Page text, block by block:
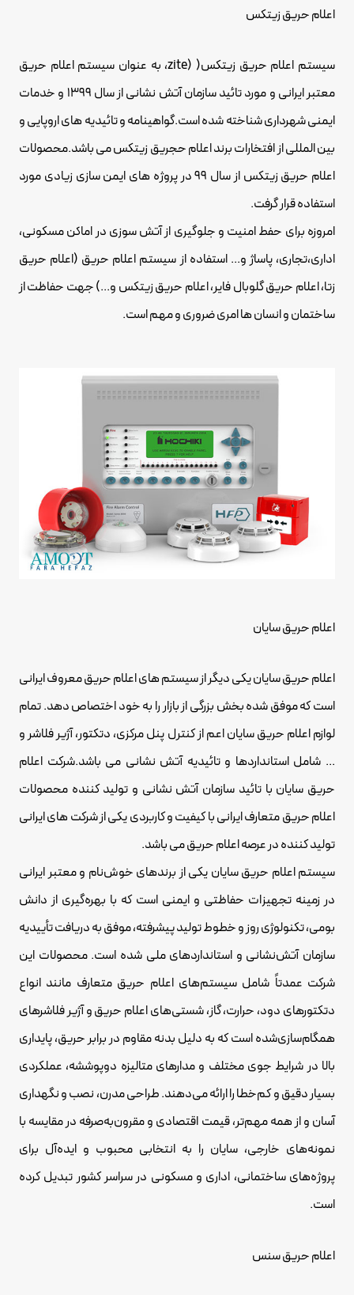
اعلام حریق زیتکس
سیستم اعلام حریق زیتکس( (zite، به عنوان سیستم اعلام حریق
معتبر ایرانی و مورد تائید سازمان آتش نشانی از سال 1399 و خدمات
ایمنی شهرداری شناخته شده است.گواهینامه و تائیدیه های اروپایی و
بین المللی از افتخارات برند اعلام حجریق زیتکس می باشد.محصولات
اعلام حریق زیتکس از سال 99 در پروژه های ایمن سازی زیادی مورد
استفاده قرار گرفت.
امروزه برای حفط امنیت و جلوگیری از آتش سوزی در اماکن مسکونی،
اداری،تجاری، پاساژ و... استفاده از سیستم اعلام حریق (اعلام حریق
زتا، اعلام حریق گلوبال فایر، اعلام حریق زیتکس و...) جهت حفاظت از
ساختمان و انسان ها امری ضروری و مهم است.
اعلام حریق سایان
اعلام حریق سایان یکی دیگر از سیستم های اعلام حریق معروف ایرانی
است که موفق شده بخش بزرگی از بازار را به خود اختصاص دهد. تمام
لوازم اعلام حریق سایان اعم از کنترل پنل مرکزی، دتکتور، آژیر فلاشر و
... شامل استانداردها و تائیدیه آتش نشانی می باشد.شرکت اعلام
حریق سایان با تائید سازمان آتش نشانی و تولید کننده محصولات
اعلام حریق متعارف ایرانی با کیفیت و کاربردی یکی از شرکت های ایرانی
تولید کننده در عرصه اعلام حریق می باشد.
سیستم اعلام حریق سایان یکی از برندهای خوش‌نام و معتبر ایرانی
در زمینه تجهیزات حفاظتی و ایمنی است که با بهره‌گیری از دانش
بومی، تکنولوژی روز و خطوط تولید پیشرفته، موفق به دریافت تأییدیه‌
سازمان آتش‌نشانی و استانداردهای ملی شده است. محصولات این
شرکت عمدتاً شامل سیستم‌های اعلام حریق متعارف مانند انواع
دتکتورهای دود، حرارت، گاز، شستی‌های اعلام حریق و آژیر فلاشرهای
همگام‌سازی‌شده است که به دلیل بدنه مقاوم در برابر حریق، پایداری
بالا در شرایط جوی مختلف و مدارهای متالیزه دوپوششه، عملکردی
بسیار دقیق و کم‌خطا را ارائه می‌دهند. طراحی مدرن، نصب و نگهداری
آسان و از همه مهم‌تر، قیمت اقتصادی و مقرون‌به‌صرفه در مقایسه با
نمونه‌های خارجی، سایان را به انتخابی محبوب و ایده‌آل برای
پروژه‌های ساختمانی، اداری و مسکونی در سراسر کشور تبدیل کرده
است.
اعلام حریق سنس